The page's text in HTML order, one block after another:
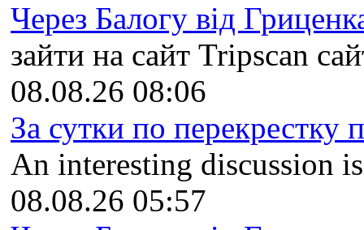
Через Балогу від
зайти на сайт Tripscan
08.08.26 08:06
За сутки по перекрестку
An interesting discussion
08.08.26 05:57